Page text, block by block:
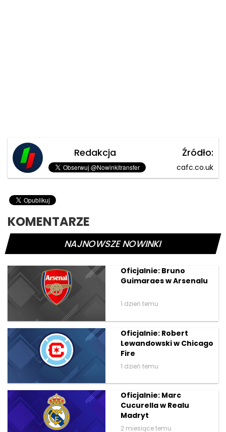
Redakcja Źródło:
cafc.co.uk
KOMENTARZE
NAJNOWSZE NOWINKI
Oficjalnie: Bruno
Guimaraes w Arsenalu
1 dzień temu
Oficjalnie: Robert
Lewandowski w Chicago
Fire
1 dzień temu
Oficjalnie: Marc
Cucurella w Realu
Madryt
2 miesiące temu